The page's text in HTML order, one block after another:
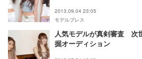
2013.09.04 23:05
モデルプレス
人気モデルが真剣審査 次
掘オーディション